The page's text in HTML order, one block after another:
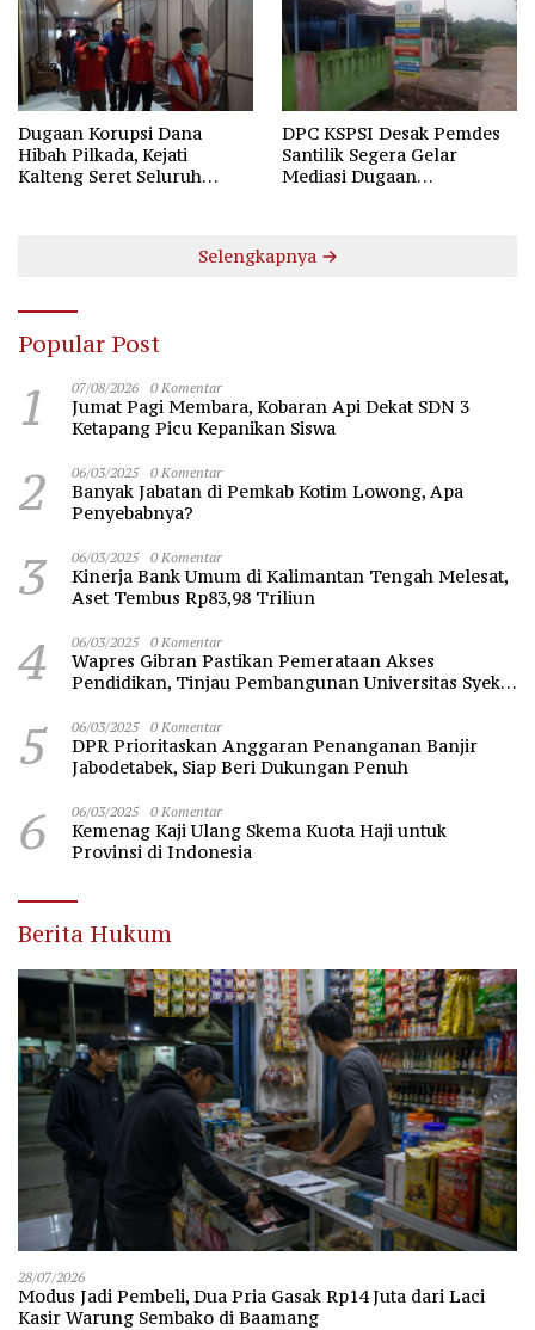
Dugaan Korupsi Dana
Hibah Pilkada, Kejati
Kalteng Seret Seluruh
DPC KSPSI Desak Pemdes
Santilik Segera Gelar
Mediasi Dugaan
Selengkapnya
Popular Post
1 07/08/2026 0 Komentar
Jumat Pagi Membara, Kobaran Api Dekat SDN 3
Ketapang Picu Kepanikan Siswa
2 06/03/2025 0 Komentar
Banyak Jabatan di Pemkab Kotim Lowong, Apa
Penyebabnya?
3 06/03/2025 0 Komentar
Kinerja Bank Umum di Kalimantan Tengah Melesat,
Aset Tembus Rp83,98 Triliun
4 06/03/2025 0 Komentar
Wapres Gibran Pastikan Pemerataan Akses
Pendidikan, Tinjau Pembangunan Universitas Syekh
5 06/03/2025 0 Komentar
DPR Prioritaskan Anggaran Penanganan Banjir
Jabodetabek, Siap Beri Dukungan Penuh
6 06/03/2025 0 Komentar
Kemenag Kaji Ulang Skema Kuota Haji untuk
Provinsi di Indonesia
Berita Hukum
28/07/2026
Modus Jadi Pembeli, Dua Pria Gasak Rp14 Juta dari Laci
Kasir Warung Sembako di Baamang